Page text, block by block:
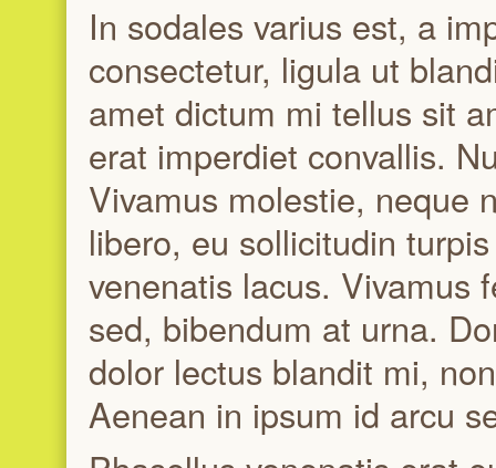
In sodales varius est, a
consectetur, ligula ut
amet dictum mi tellus sit
erat imperdiet convallis.
Vivamus molestie, neque
libero, eu sollicitudin
venenatis lacus. Vivamus
sed, bibendum at urna.
dolor lectus blandit mi,
Aenean in ipsum id arcu